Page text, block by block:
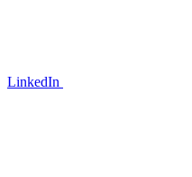
LinkedIn